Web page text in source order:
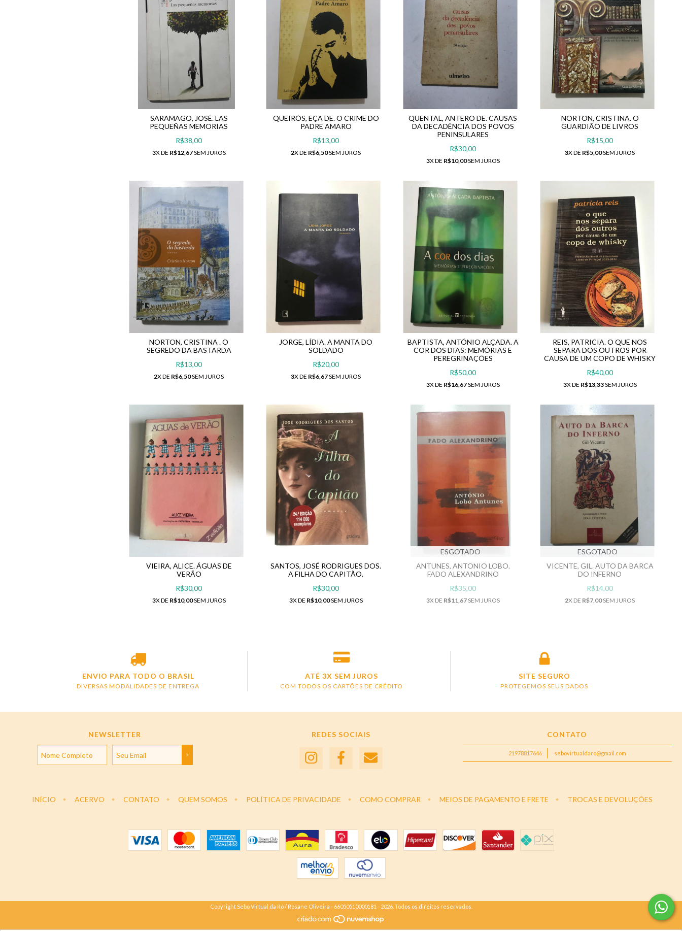
SARAMAGO, JOSÉ. LAS
PEQUEÑAS MEMORIAS
R$38,00
3X DE R$12,67SEM JUROS
QUEIRÓS, EÇA DE. O CRIME DO
PADRE AMARO
R$13,00
2X DE R$6,50SEM JUROS
QUENTAL, ANTERO DE. CAUSAS
DA DECADÊNCIA DOS POVOS
PENINSULARES
R$30,00
3X DE R$10,00SEM JUROS
NORTON, CRISTINA. O
GUARDIÃO DE LIVROS
R$15,00
3X DE R$5,00SEM JUROS
NORTON, CRISTINA . O
SEGREDO DA BASTARDA
R$13,00
2X DE R$6,50SEM JUROS
JORGE, LÍDIA. A MANTA DO
SOLDADO
R$20,00
3X DE R$6,67SEM JUROS
BAPTISTA, ANTÓNIO ALÇADA. A
COR DOS DIAS: MEMÓRIAS E
PEREGRINAÇÕES
R$50,00
3X DE R$16,67SEM JUROS
REIS, PATRICIA. O QUE NOS
SEPARA DOS OUTROS POR
CAUSA DE UM COPO DE WHISKY
R$40,00
3X DE R$13,33SEM JUROS
VIEIRA, ALICE. ÁGUAS DE
VERÃO
R$30,00
3X DE R$10,00SEM JUROS
SANTOS, JOSÉ RODRIGUES DOS.
A FILHA DO CAPITÃO.
R$30,00
3X DE R$10,00SEM JUROS
ESGOTADO
ANTUNES, ANTONIO LOBO.
FADO ALEXANDRINO
R$35,00
3X DE R$11,67SEM JUROS
ESGOTADO
VICENTE, GIL. AUTO DA BARCA
DO INFERNO
R$14,00
2X DE R$7,00SEM JUROS
ENVIO PARA TODO O BRASIL
DIVERSAS MODALIDADES DE ENTREGA
ATÉ 3X SEM JUROS
COM TODOS OS CARTÕES DE CRÉDITO
SITE SEGURO
PROTEGEMOS SEUS DADOS
NEWSLETTER REDES SOCIAIS CONTATO
21978817646 sebovirtualdaro@gmail.com
INÍCIO ACERVO CONTATO QUEM SOMOS POLÍTICA DE PRIVACIDADE COMO COMPRAR MEIOS DE PAGAMENTO E FRETE TROCAS E DEVOLUÇÕES
Copyright Sebo Virtual da Rô / Rosane Oliveira - 66050510000181 - 2026. Todos os direitos reservados.